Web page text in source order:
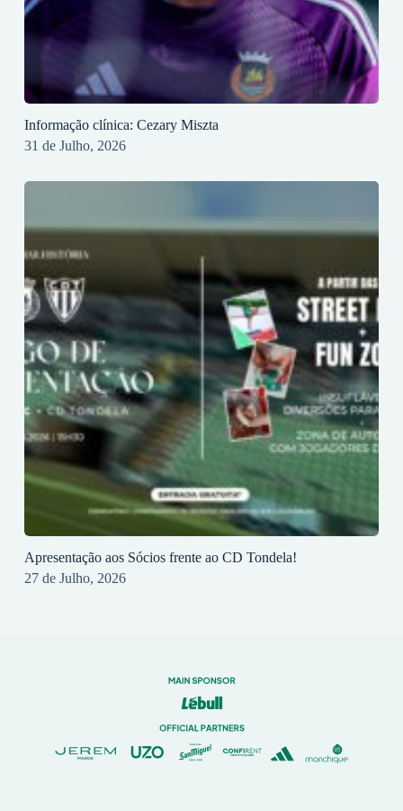
Informação clínica: Cezary Miszta
31 de Julho, 2026
Apresentação aos Sócios frente ao CD Tondela!
27 de Julho, 2026